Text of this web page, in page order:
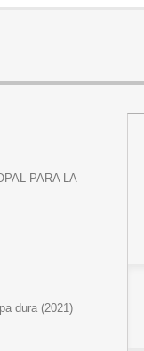
PARA LA
dura (2021)